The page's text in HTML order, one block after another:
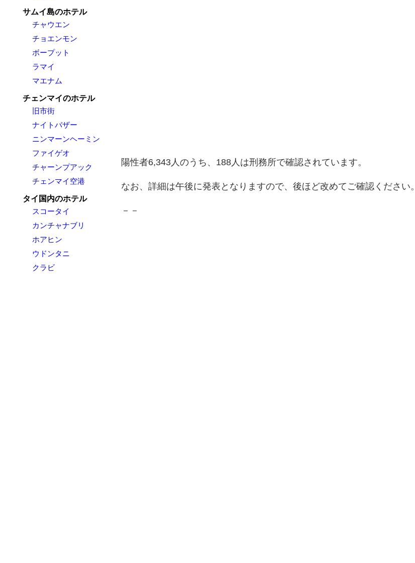
サムイ島のホテル
チャウエン
チョエンモン
ボープット
ラマイ
マエナム
チェンマイのホテル
旧市街
ナイトバザー
ニンマーンヘーミン
ファイゲオ
チャーンプアック
チェンマイ空港
タイ国内のホテル
スコータイ
カンチャナブリ
ホアヒン
ウドンタニ
クラビ
陽性者6,343人のうち、188人は刑務所で確認されています。
なお、詳細は午後に発表となりますので、後ほど改めてご確認ください。
－－